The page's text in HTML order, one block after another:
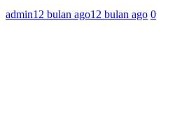
admin12 bulan ago12 bulan ago 0